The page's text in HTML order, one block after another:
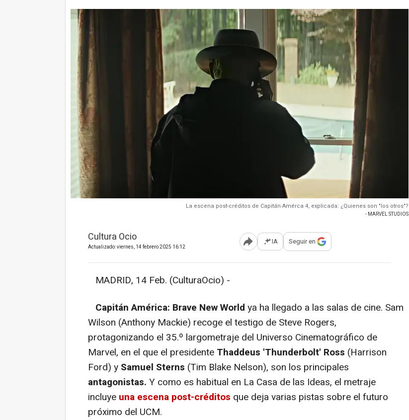
La escena post-créditos de Capitán Amérca 4, explicada: ¿Quienes son "los otros"?
- MARVEL STUDIOS
Cultura Ocio
Actualizado: viernes, 14 febrero 2025 16:12 Abrir opciones para compartir
IA Seguir en
MADRID, 14 Feb. (CulturaOcio) -
Capitán América: Brave New World ya ha llegado a las salas de cine. Sam
Wilson (Anthony Mackie) recoge el testigo de Steve Rogers,
protagonizando el 35.º largometraje del Universo Cinematográfico de
Marvel, en el que el presidente Thaddeus 'Thunderbolt' Ross (Harrison
Ford) y Samuel Sterns (Tim Blake Nelson), son los principales
antagonistas. Y como es habitual en La Casa de las Ideas, el metraje
incluye una escena post-créditos que deja varias pistas sobre el futuro
próximo del UCM.